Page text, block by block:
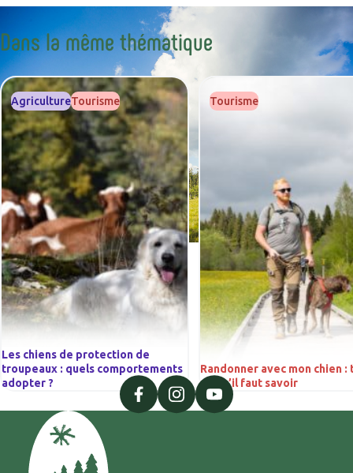
Dans la même thématique
AgricultureTourisme
Les chiens de protection de
troupeaux : quels comportements
adopter ?
Tourisme
Randonner avec mon chien :
ce qu’il faut savoir
facebookinstagramyoutube